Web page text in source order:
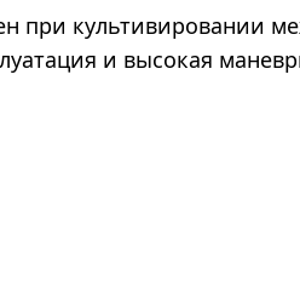
при культивировании
и высокая